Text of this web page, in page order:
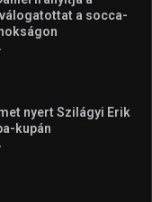
a socca-
nyert Szilágyi Erik
kupán